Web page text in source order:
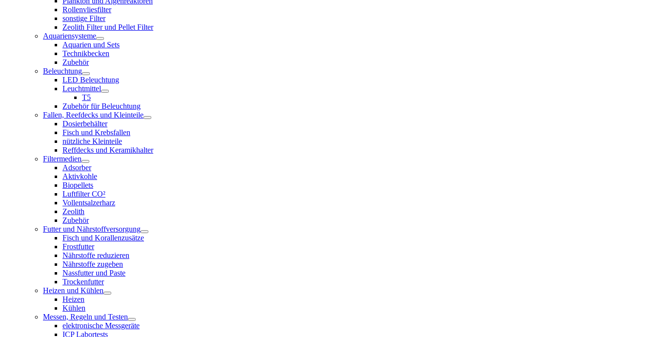
Rollenvliesfilter
sonstige Filter
Zeolith Filter und Pellet Filter
Aquariensysteme
Aquarien und Sets
Technikbecken
Zubehör
Beleuchtung
LED Beleuchtung
Leuchtmittel
T5
Zubehör für Beleuchtung
Fallen, Reefdecks und Kleinteile
Dosierbehälter
Fisch und Krebsfallen
nützliche Kleinteile
Reffdecks und Keramikhalter
Filtermedien
Adsorber
Aktivkohle
Biopellets
Luftfilter CO²
Vollentsalzerharz
Zeolith
Zubehör
Futter und Nährstoffversorgung
Fisch und Korallenzusätze
Frostfutter
Nährstoffe reduzieren
Nährstoffe zugeben
Nassfutter und Paste
Trockenfutter
Heizen und Kühlen
Heizen
Kühlen
Messen, Regeln und Testen
elektronische Messgeräte
ICP Labortests